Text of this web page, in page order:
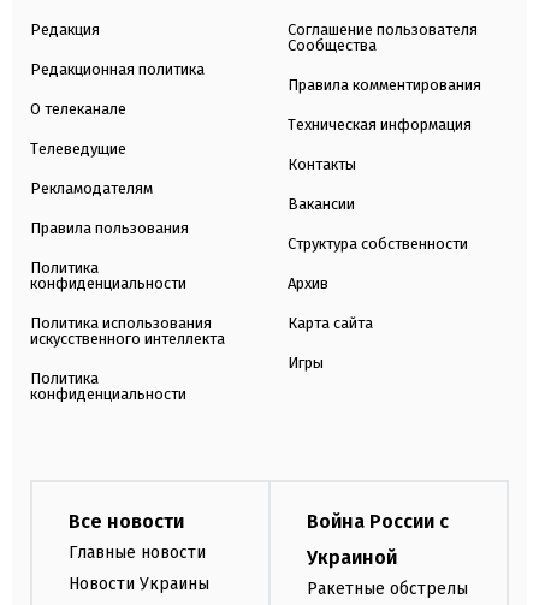
Редакция
Редакционная политика
О телеканале
Телеведущие
Рекламодателям
Правила пользования
Политика
конфиденциальности
Политика использования
искусственного интеллекта
Политика
конфиденциальности
Соглашение пользователя
Сообщества
Правила комментирования
Техническая информация
Контакты
Вакансии
Структура собственности
Архив
Карта сайта
Игры
Все новости
Главные новости
Новости Украины
Война России с
Украиной
Ракетные обстрелы